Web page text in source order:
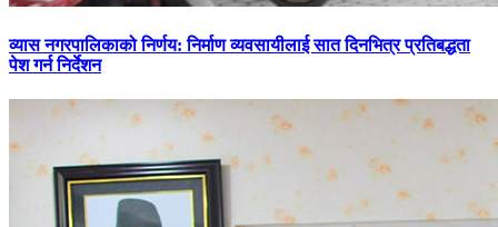
व्यास नगरपालिकाको निर्णय: निर्माण व्यवसायीलाई सात दिनभित्र प्रतिबद्धता
पेश गर्न निर्देशन